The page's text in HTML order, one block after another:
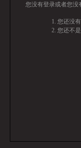
您没有登录或者您没
您还没
您还不